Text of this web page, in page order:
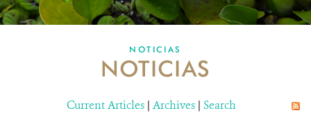
MECANISMO DE ATENCIÓN DE QUEJAS Y RECLAMOS
DONA
NOTICIAS
NOTICIAS
Current Articles | Archives | Search